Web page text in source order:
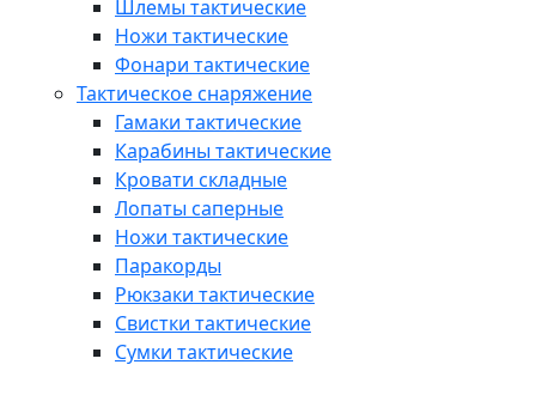
Шлемы тактические
Ножи тактические
Фонари тактические
Тактическое снаряжение
Гамаки тактические
Карабины тактические
Кровати складные
Лопаты саперные
Ножи тактические
Паракорды
Рюкзаки тактические
Свистки тактические
Сумки тактические